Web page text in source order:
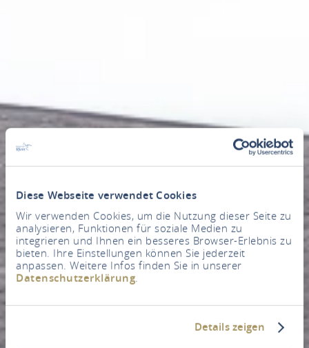
Diese Webseite verwendet Cookies
Wir verwenden Cookies, um die Nutzung dieser Seite zu
analysieren, Funktionen für soziale Medien zu
integrieren und Ihnen ein besseres Browser-Erlebnis zu
bieten. Ihre Einstellungen können Sie jederzeit
anpassen. Weitere Infos finden Sie in unserer
Datenschutzerklärung.
Details zeigen